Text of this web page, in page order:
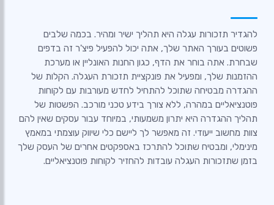
להגדיר תזכורות עגלה היא תהליך ישיר ומהיר. בכמה שלבים
פשוטים בעורך האתר שלך, אתה יכול להפעיל פיצ'ר זה בדפים
שבחרת. אתה בוחר את הדף, כגון החנות האונליין או מערכת
ההזמנות שלך, ומפעיל את פונקציית תזכורת העגלה. הקלות של
ההגדרה מבטיחה שתוכל להתחיל לחדש מעורבות עם לקוחות
פוטנציאליים במהרה, ללא צורך בידע טכני מורכב. הפשטות של
תהליך ההגדרה היא יתרון משמעותי, במיוחד עבור עסקים שאין להם
צוות מחשוב ייעודי. זה מאפשר לך ליישם כלי שיווק עוצמתי במאמץ
מינימלי, ומבטיח שתוכל להתרכז באספקטים אחרים של העסק שלך
בזמן שתזכורות העגלה עובדות להחזיר לקוחות פוטנציאליים.